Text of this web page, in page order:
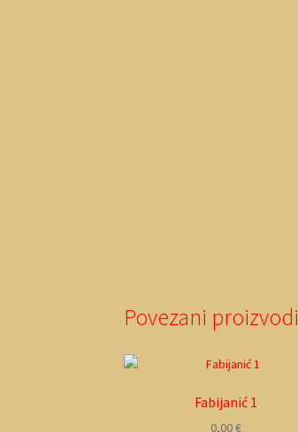
Povezani proizvodi
Fabijanić 1
0,00€